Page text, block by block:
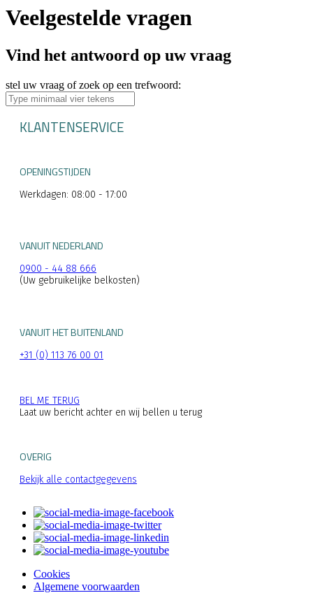
Veelgestelde vragen
Vind het antwoord op uw vraag
stel uw vraag of zoek op een trefwoord:
KLANTENSERVICE
OPENINGSTIJDEN
Werkdagen: 08:00 - 17:00
VANUIT NEDERLAND
0900 - 44 88 666
(Uw gebruikelijke belkosten)
VANUIT HET BUITENLAND
+31 (0) 113 76 00 01
BEL ME TERUG
Laat uw bericht achter en wij bellen u terug
OVERIG
Bekijk alle contactgegevens
Cookies
Algemene voorwaarden